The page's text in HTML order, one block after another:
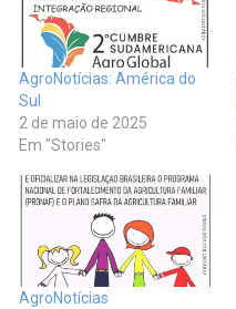
AgroNotícias: América do
Sul
2 de maio de 2025
Em "Stories"
AgroNotícias